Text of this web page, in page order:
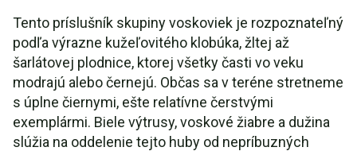
Tento príslušník skupiny voskoviek je rozpoznateľný
podľa výrazne kužeľovitého klobúka, žltej až
šarlátovej plodnice, ktorej všetky časti vo veku
modrajú alebo černejú. Občas sa v teréne stretneme
s úplne čiernymi, ešte relatívne čerstvými
exemplármi. Biele výtrusy, voskové žiabre a dužina
slúžia na oddelenie tejto huby od nepríbuzných